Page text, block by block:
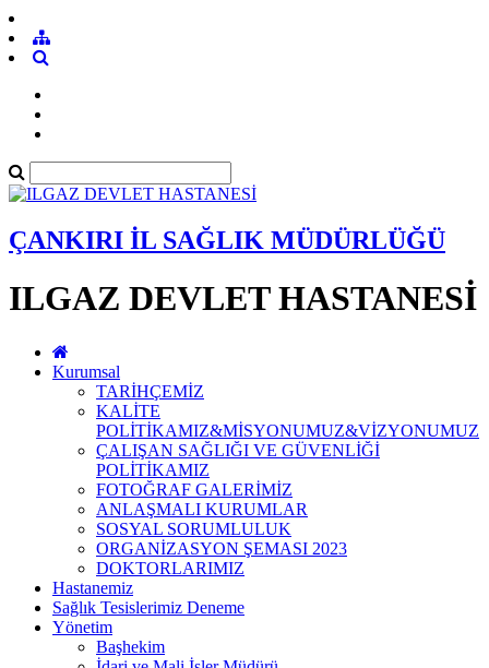
ÇANKIRI İL SAĞLIK MÜDÜRLÜĞÜ
ILGAZ DEVLET HASTANESİ
Kurumsal
TARİHÇEMİZ
KALİTE
POLİTİKAMIZ&MİSYONUMUZ&VİZYONUMUZ
ÇALIŞAN SAĞLIĞI VE GÜVENLİĞİ
POLİTİKAMIZ
FOTOĞRAF GALERİMİZ
ANLAŞMALI KURUMLAR
SOSYAL SORUMLULUK
ORGANİZASYON ŞEMASI 2023
DOKTORLARIMIZ
Hastanemiz
Sağlık Tesislerimiz Deneme
Yönetim
Başhekim